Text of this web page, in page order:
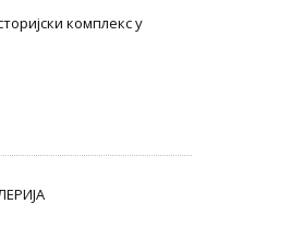
комплекс у